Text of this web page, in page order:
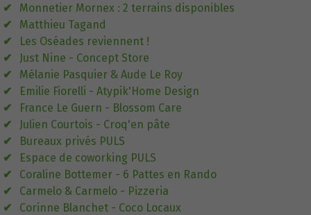
Monnetier Mornex : 2 terrains disponibles
Matthieu Tagand
Les Oséades reviennent !
Just Nine - Concept Store
Mélanie Pasquier & Aude Le Roy
Emilie Fiorelli - Atypik'Home Design
France Le Guern - Blossom Care
Julien Courtois - Croq'en pâte
Bureaux privés PULS
Espace de coworking PULS
Coraline Bottemer - 6 Pattes en Rando
Carmelo & Carmelo - Pizzeria
Corinne Blanchet - Coco Locaux